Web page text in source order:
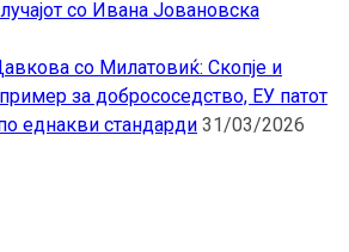
со Ивана Јовановска
со Милатовиќ: Скопје и
за добрососедство, ЕУ патот
еднакви стандарди 31/03/2026